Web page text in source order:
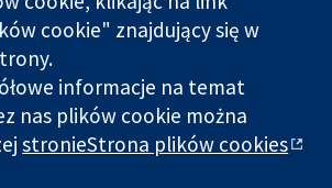
to organizacja charytatywna (nr
odpowiedzialnością (nr
w Anglii i Walii. Numer rejestracyjny
Cochrane Collaboration
cookie" znajdujący się w
informacje na temat
nas plików cookie można
stronieStrona plików cookies